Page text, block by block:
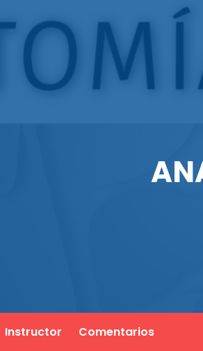
Instructor Comentarios